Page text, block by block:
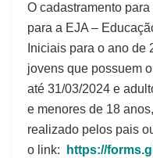
O cadastramento
para a EJA –
Iniciais para o ano de
jovens que possuem
até 31/03/2024 e
e menores de 18
realizado pelos pais
o link:
https://